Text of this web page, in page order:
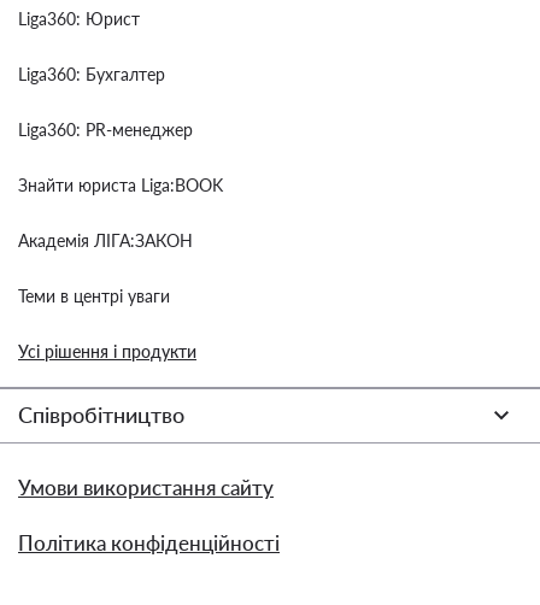
Liga360: Юрист
Liga360: Бухгалтер
Liga360: PR-менеджер
Знайти юриста Liga:BOOK
Академія ЛІГА:ЗАКОН
Теми в центрі уваги
Усі рішення і продукти
Співробітництво
Умови використання сайту
Політика конфіденційності